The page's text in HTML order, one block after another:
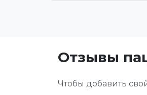
Отзывы
Чтобы добавить